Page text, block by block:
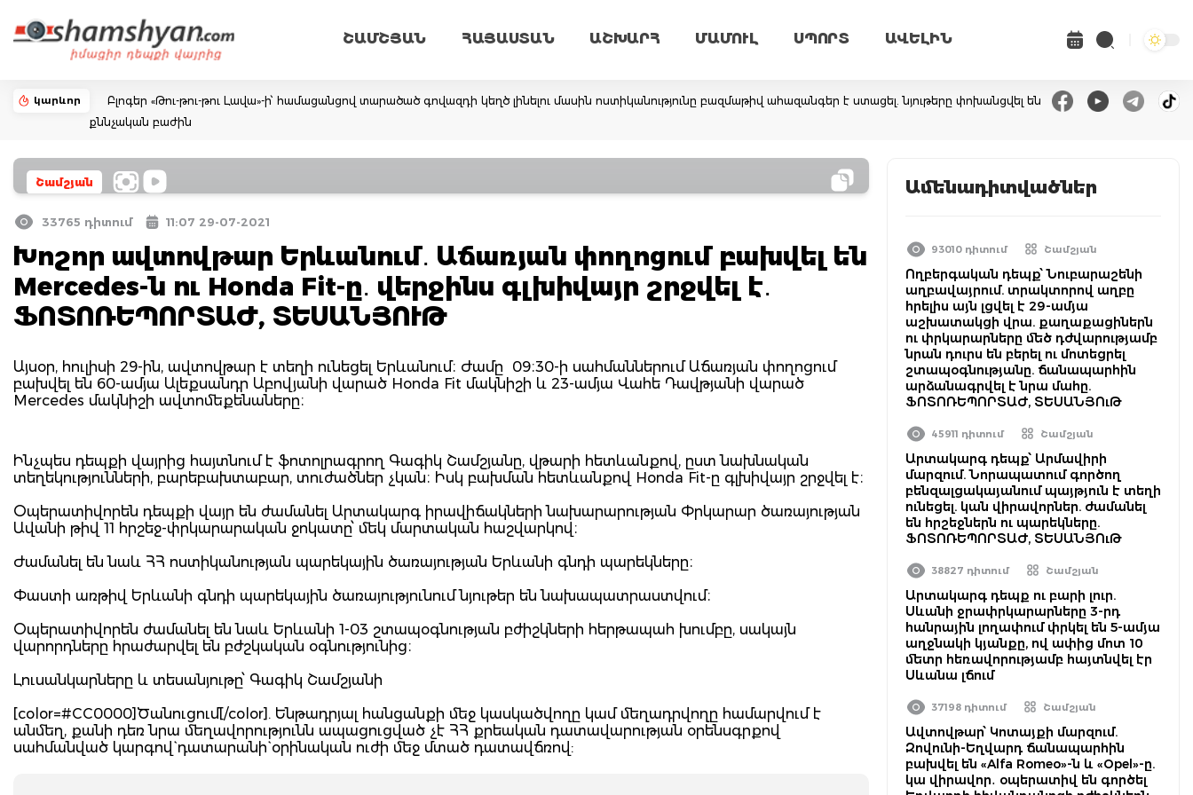
ՇԱՄՇՅԱՆ ՀԱՅԱՍՏԱՆ ԱՇԽԱՐՀ ՄԱՄՈՒԼ ՍՊՈՐՏ ԱՎԵԼԻՆ
կարևոր
Բլոգեր «Թու-թու-թու Լավա»-ի՝ համացանցով տարածած գովազդի կեղծ լինելու մասին ոստիկանությունը բազմաթիվ ահազանգեր է ստացել. նյութերը փոխանցվել են
քննչական բաժին
Շամշյան
33765 դիտում 11:07 29-07-2021
Խոշոր ավտովթար Երևանում․ Աճառյան փողոցում բախվել են
Mercedes-ն ու Honda Fit-ը․ վերջինս գլխիվայր շրջվել է․
ՖՈՏՈՌԵՊՈՐՏԱԺ, ՏԵՍԱՆՅՈՒԹ
Այսօր, հուլիսի 29-ին, ավտովթար է տեղի ունեցել Երևանում։ Ժամը 09։30-ի սահմաններում Աճառյան փողոցում
բախվել են 60-ամյա Ալեքսանդր Աբովյանի վարած Honda Fit մակնիշի և 23-ամյա Վահե Դավթյանի վարած
Mercedes մակնիշի ավտոմեքենաները։
Ինչպես դեպքի վայրից հայտնում է ֆոտոլրագրող Գագիկ Շամշյանը, վթարի հետևանքով, ըստ նախնական
տեղեկությունների, բարեբախտաբար, տուժածներ չկան։ Իսկ բախման հետևանքով Honda Fit-ը գլխիվայր շրջվել է։
Օպերատիվորեն դեպքի վայր են ժամանել Արտակարգ իրավիճակների նախարարության Փրկարար ծառայության
Ավանի թիվ 11 հրշեջ-փրկարարական ջոկատը՝ մեկ մարտական հաշվարկով։
Ժամանել են նաև ՀՀ ոստիկանության պարեկային ծառայության Երևանի գնդի պարեկները։
Փաստի առթիվ Երևանի գնդի պարեկային ծառայությունում նյութեր են նախապատրաստվում։
Օպերատիվորեն ժամանել են նաև Երևանի 1-03 շտապօգնության բժիշկների հերթապահ խումբը, սակայն
վարորդները հրաժարվել են բժշկական օգնությունից։
Լուսանկարները և տեսանյութը՝ Գագիկ Շամշյանի
[color=#CC0000]Ծանուցում[/color]. Ենթադրյալ հանցանքի մեջ կասկածվողը կամ մեղադրվողը համարվում է
անմեղ, քանի դեռ նրա մեղավորությունն ապացուցված չէ ՀՀ քրեական դատավարության օրենսգրքով
սահմանված կարգով` դատարանի` օրինական ուժի մեջ մտած դատավճռով:
Ամենադիտվածներ
93010 դիտում Շամշյան
Ողբերգական դեպք՝ Նուբարաշենի
աղբավայրում. տրակտորով աղբը
հրելիս այն լցվել է 29-ամյա
աշխատակցի վրա. քաղաքացիներն
ու փրկարարները մեծ դժվարությամբ
նրան դուրս են բերել ու մոտեցրել
շտապօգնությանը. ճանապարհին
արձանագրվել է նրա մահը.
ՖՈՏՈՌԵՊՈՐՏԱԺ, ՏԵՍԱՆՅՈւԹ
45911 դիտում Շամշյան
Արտակարգ դեպք՝ Արմավիրի
մարզում. Նորապատում գործող
բենզալցակայանում պայթյուն է տեղի
ունեցել. կան վիրավորներ. ժամանել
են հրշեջներն ու պարեկները.
ՖՈՏՈՌԵՊՈՐՏԱԺ, ՏԵՍԱՆՅՈւԹ
38827 դիտում Շամշյան
Արտակարգ դեպք ու բարի լուր.
Սևանի ջրափրկարարները 3-րդ
հանրային լողափում փրկել են 5-ամյա
աղջնակի կյանքը, ով ափից մոտ 10
մետր հեռավորությամբ հայտնվել էր
Սևանա լճում
37198 դիտում Շամշյան
Ավտովթար՝ Կոտայքի մարզում.
Զովունի-Եղվարդ ճանապարհին
բախվել են «Alfa Romeo»-ն և «Opel»-ը.
կա վիրավոր․ օպերատիվ են գործել